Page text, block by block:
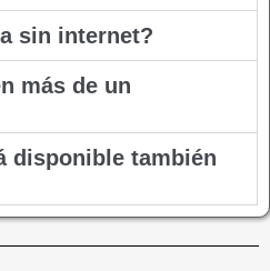
sin internet?
más de un
disponible también